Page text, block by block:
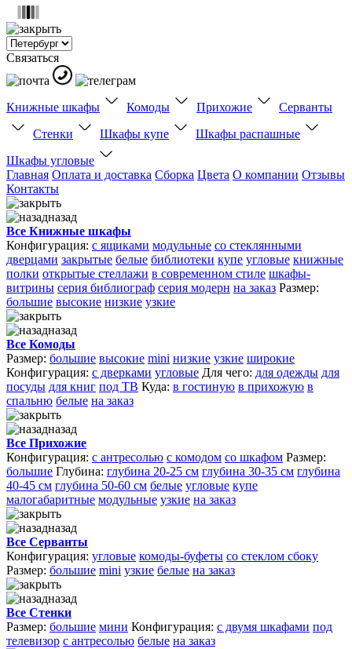
Связаться
Книжные шкафы Комоды Прихожие
Серванты
Стенки
Шкафы купе
Шкафы распашные
Шкафы угловые
Главная Оплата и доставка Сборка Цвета О компании Отзывы
Контакты
назад
Все Книжные шкафы
Конфигурация: с ящиками модульные со стеклянными
дверцами закрытые белые библиотеки купе угловые книжные
полки открытые стеллажи в современном стиле шкафы-
витрины серия библиограф серия модерн на заказ Размер:
большие высокие низкие узкие
назад
Все Комоды
Размер: большие высокие mini низкие узкие широкие
Конфигурация: с дверками угловые Для чего: для одежды для
посуды для книг под ТВ Куда: в гостиную в прихожую в
спальню белые на заказ
назад
Все Прихожие
Конфигурация: с антресолью с комодом со шкафом Размер:
большие Глубина: глубина 20-25 см глубина 30-35 см глубина
40-45 см глубина 50-60 см белые угловые купе
малогабаритные модульные узкие на заказ
назад
Все Серванты
Конфигурация: угловые комоды-буфеты со стеклом сбоку
Размер: большие mini узкие белые на заказ
назад
Все Стенки
Размер: большие мини Конфигурация: с двумя шкафами под
телевизор с антресолью белые на заказ